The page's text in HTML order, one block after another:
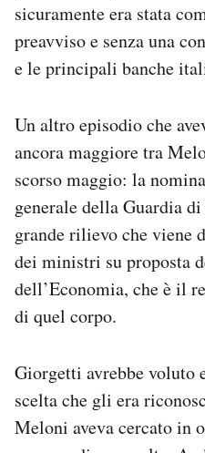
sicuramente era stata
preavviso e senza una
e le principali banche
Un altro episodio che
ancora maggiore tra
scorso maggio: la
generale della Guardia
grande rilievo che viene
dei ministri su proposta
dell’Economia, che è il
di quel corpo.
Giorgetti avrebbe voluto
scelta che gli era
Meloni aveva cercato in